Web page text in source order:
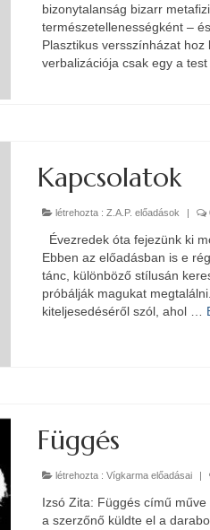
bizonytalanság bizarr
természetellenességként –
Plasztikus versszínházat
verbalizációja csak egy a
Kapcsolatok
létrehozta : Z.A.P. előadások
Évezredek óta fejezünk ki
Ebben az előadásban is e
tánc, különböző stílusán
próbálják magukat
kiteljesedéséről szól, ahol …
Függés
létrehozta : Vígkarma előadásai
Izsó Zita: Függés című
a szerzőnő küldte el a